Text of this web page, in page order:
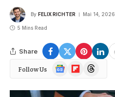
By FELIX RICHTER Mai 14, 2026
5 Mins Read
Share
Follow Us
Google
News
FlipboardThreads